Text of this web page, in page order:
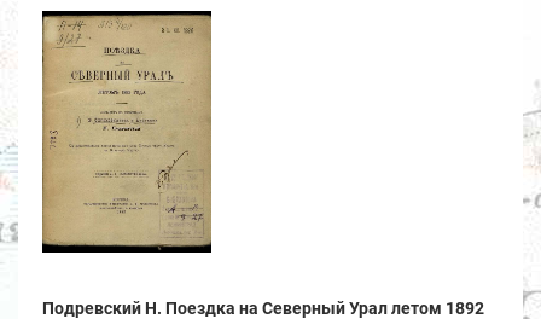
Подревский Н. Поездка на Северный Урал летом 1892